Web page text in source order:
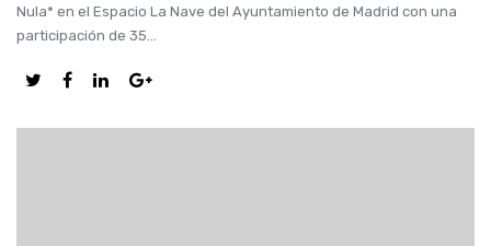
Nula* en el Espacio La Nave del Ayuntamiento de Madrid con una
participación de 35...